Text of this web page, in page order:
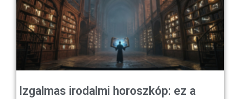
Izgalmas irodalmi horoszkóp: ez a